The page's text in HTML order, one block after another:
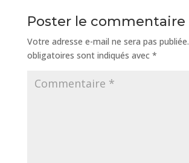
Poster le commentaire
Votre adresse e-mail ne sera pas publiée.
obligatoires sont indiqués avec *